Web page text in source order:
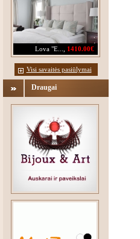
Lova "E... 1410.00€
Visi savaitės pasiūlymai
Draugai